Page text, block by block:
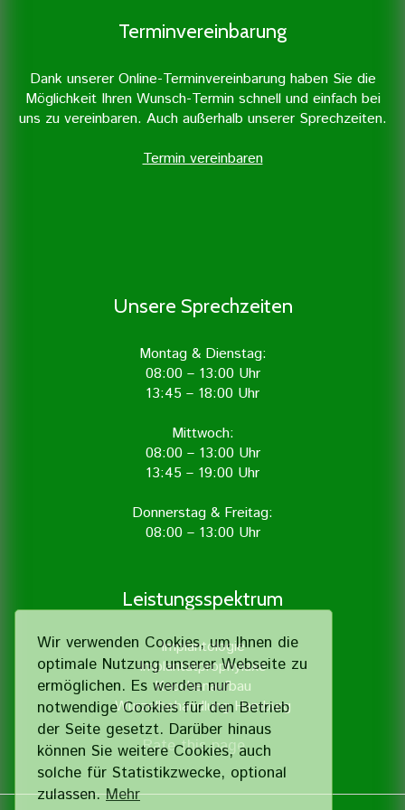
Wir verwenden Cookies, um Ihnen die
optimale Nutzung unserer Webseite zu
ermöglichen. Es werden nur
notwendige Cookies für den Betrieb
der Seite gesetzt. Darüber hinaus
können Sie weitere Cookies, auch
solche für Statistik­zwecke, optional
zulassen.Mehr
Terminvereinbarung
Dank unserer Online-Terminvereinbarung haben Sie die
Möglichkeit Ihren Wunsch-Termin schnell und einfach bei
uns zu vereinbaren. Auch außerhalb unserer Sprechzeiten.
Termin vereinbaren
Unsere Sprechzeiten
Montag & Dienstag:
08:00 – 13:00 Uhr
13:45 – 18:00 Uhr
Mittwoch:
08:00 – 13:00 Uhr
13:45 – 19:00 Uhr
Donnerstag & Freitag:
08:00 – 13:00 Uhr
Leistungsspektrum
Implantologie
Implantatprophylaxe
Knochenaufbau
Wurzelbehandlung Hamburg
Rate this page